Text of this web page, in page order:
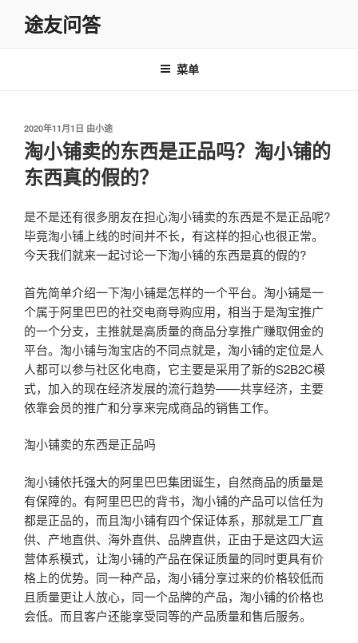
途友问答
菜单
发
布
于
2020年11月1日 由小途
淘小铺卖的东西是正品吗？淘小铺的
东西真的假的？
是不是还有很多朋友在担心淘小铺卖的东西是不是正品呢?
毕竟淘小铺上线的时间并不长，有这样的担心也很正常。
今天我们就来一起讨论一下淘小铺的东西是真的假的?
首先简单介绍一下淘小铺是怎样的一个平台。淘小铺是一
个属于阿里巴巴的社交电商导购应用，相当于是淘宝推广
的一个分支，主推就是高质量的商品分享推广赚取佣金的
平台。淘小铺与淘宝店的不同点就是，淘小铺的定位是人
人都可以参与社区化电商，它主要是采用了新的S2B2C模
式，加入的现在经济发展的流行趋势——共享经济，主要
依靠会员的推广和分享来完成商品的销售工作。
淘小铺卖的东西是正品吗
淘小铺依托强大的阿里巴巴集团诞生，自然商品的质量是
有保障的。有阿里巴巴的背书，淘小铺的产品可以信任为
都是正品的，而且淘小铺有四个保证体系，那就是工厂直
供、产地直供、海外直供、品牌直供，正由于是这四大运
营体系模式，让淘小铺的产品在保证质量的同时更具有价
格上的优势。同一种产品，淘小铺分享过来的价格较低而
且质量更让人放心，同一个品牌的产品，淘小铺的价格也
会低。而且客户还能享受同等的产品质量和售后服务。